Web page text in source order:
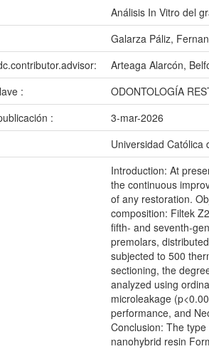
Análisis In Vitro del
Galarza Páliz,
Arteaga Alarcón,
:
ODONTOLOGÍA
:
3-mar-2026
Universidad Católica
Introduction: At
the continuous
of any restoration.
composition: Filtek
fifth- and seventh-
premolars,
subjected to 500
sectioning, the
analyzed using
microleakage
performance, and
Conclusion: The
nanohybrid resin